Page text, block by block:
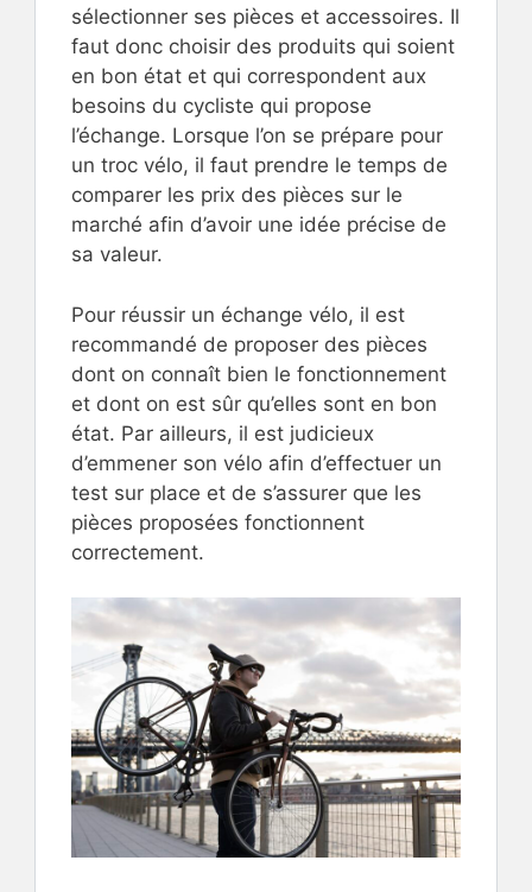
sélectionner ses pièces et accessoires. Il
faut donc choisir des produits qui soient
en bon état et qui correspondent aux
besoins du cycliste qui propose
l’échange. Lorsque l’on se prépare pour
un troc vélo, il faut prendre le temps de
comparer les prix des pièces sur le
marché afin d’avoir une idée précise de
sa valeur.
Pour réussir un échange vélo, il est
recommandé de proposer des pièces
dont on connaît bien le fonctionnement
et dont on est sûr qu’elles sont en bon
état. Par ailleurs, il est judicieux
d’emmener son vélo afin d’effectuer un
test sur place et de s’assurer que les
pièces proposées fonctionnent
correctement.